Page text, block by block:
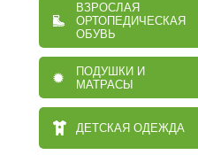
ВЗРОСЛАЯ
ОРТОПЕДИЧЕСКАЯ
ОБУВЬ
ПОДУШКИ И
МАТРАСЫ
ДЕТСКАЯ ОДЕЖДА